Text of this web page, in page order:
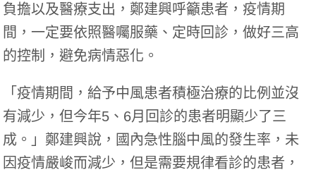
負擔以及醫療支出，鄭建興呼籲患者，疫情期
間，一定要依照醫囑服藥、定時回診，做好三高
的控制，避免病情惡化。
「疫情期間，給予中風患者積極治療的比例並沒
有減少，但今年5、6月回診的患者明顯少了三
成。」鄭建興說，國內急性腦中風的發生率，未
因疫情嚴峻而減少，但是需要規律看診的患者，